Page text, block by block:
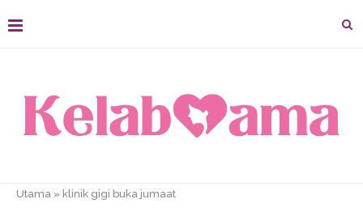
Utama » klinik gigi buka jumaat